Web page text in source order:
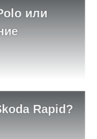
или
Rapid?